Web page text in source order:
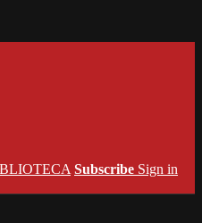
Subscribe Sign in